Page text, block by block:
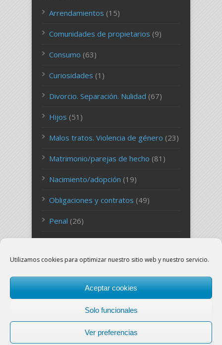
Utilizamos cookies para optimizar nuestro sitio web y nuestro servicio.
Aceptar cookies
Solo funcionales
Ver preferencias
Arrendamientos (15)
Comunidades de propietarios (9)
Consumo (63)
Curiosidades (1)
Divorcio. Separación. Nulidad (67)
Hijos (51)
Malos tratos. Violencia de género (23)
Matrimonio/parejas de hecho (81)
Nacimiento/adopción (19)
Obligaciones y contratos (49)
Penal (26)
Persona(27)
Sucesiones(26)
Uncategorized(127)